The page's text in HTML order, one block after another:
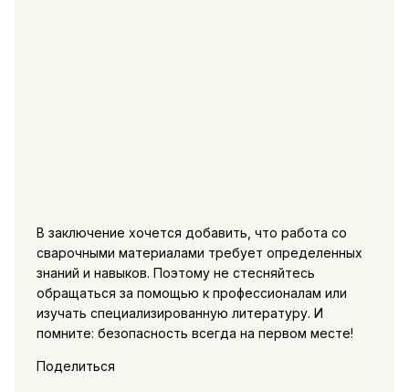
В заключение хочется добавить, что работа со
сварочными материалами требует определенных
знаний и навыков. Поэтому не стесняйтесь
обращаться за помощью к профессионалам или
изучать специализированную литературу. И
помните: безопасность всегда на первом месте!
Поделиться